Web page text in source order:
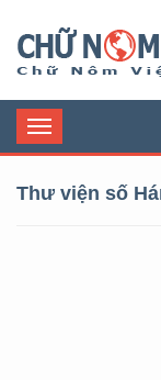
Toggle
navigation
Thư viện số